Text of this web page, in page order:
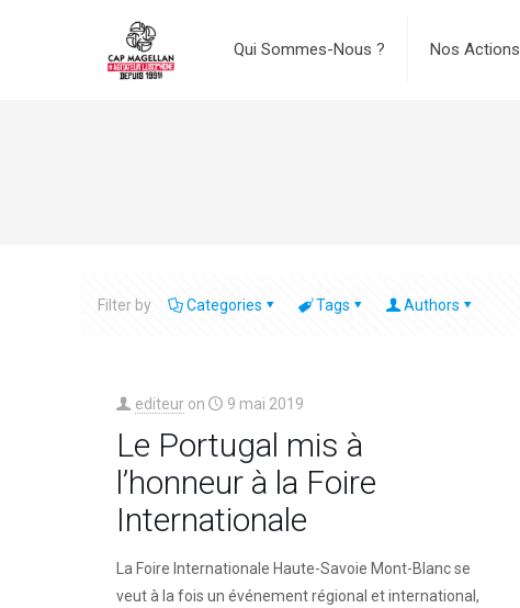
Qui Sommes-Nous ? Nos Actions
Filter by Categories Tags Authors
editeur on 9 mai 2019
Le Portugal mis à
l’honneur à la Foire
Internationale
La Foire Internationale Haute-Savoie Mont-Blanc se
veut à la fois un événement régional et international,